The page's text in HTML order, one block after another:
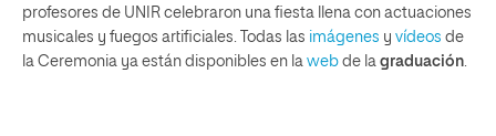
profesores de UNIR celebraron una fiesta llena con actuaciones
musicales y fuegos artificiales. Todas las imágenes y vídeos de
la Ceremonia ya están disponibles en la web de la graduación.